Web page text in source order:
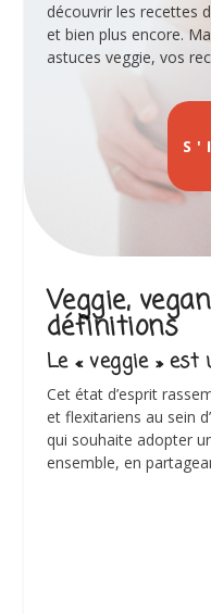
découvrir les recettes
et bien plus encore.
astuces veggie, vos
Veggie,
définitions
Le « veggie »
Cet état d’esprit
et flexitariens au sein
qui souhaite adopter
ensemble, en